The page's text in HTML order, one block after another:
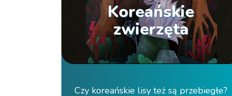
Koreańskie
zwierzęta
Czy koreańskie lisy też są przebiegłe?